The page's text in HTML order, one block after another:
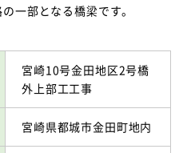
一部となる橋梁です。
宮崎10号金田地区2号橋
外上部工工事
宮崎県都城市金田町地内